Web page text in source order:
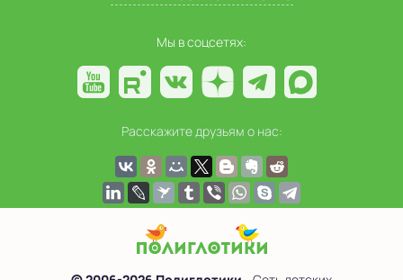
Мы в соцсетях:
Расскажите друзьям о нас: